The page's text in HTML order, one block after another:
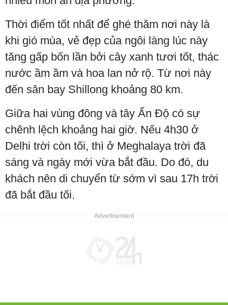
Thời điểm tốt nhất để ghé thăm nơi này là
khi gió mùa, vẻ đẹp của ngôi làng lúc này
tăng gấp bốn lần bởi cây xanh tươi tốt, thác
nước ầm ầm và hoa lan nở rộ. Từ nơi này
đến sân bay Shillong khoảng 80 km.
Giữa hai vùng đông và tây Ấn Độ có sự
chênh lệch khoảng hai giờ. Nếu 4h30 ở
Delhi trời còn tối, thì ở Meghalaya trời đã
sáng và ngày mới vừa bắt đầu. Do đó, du
khách nên di chuyển từ sớm vì sau 17h trời
đã bắt đầu tối.